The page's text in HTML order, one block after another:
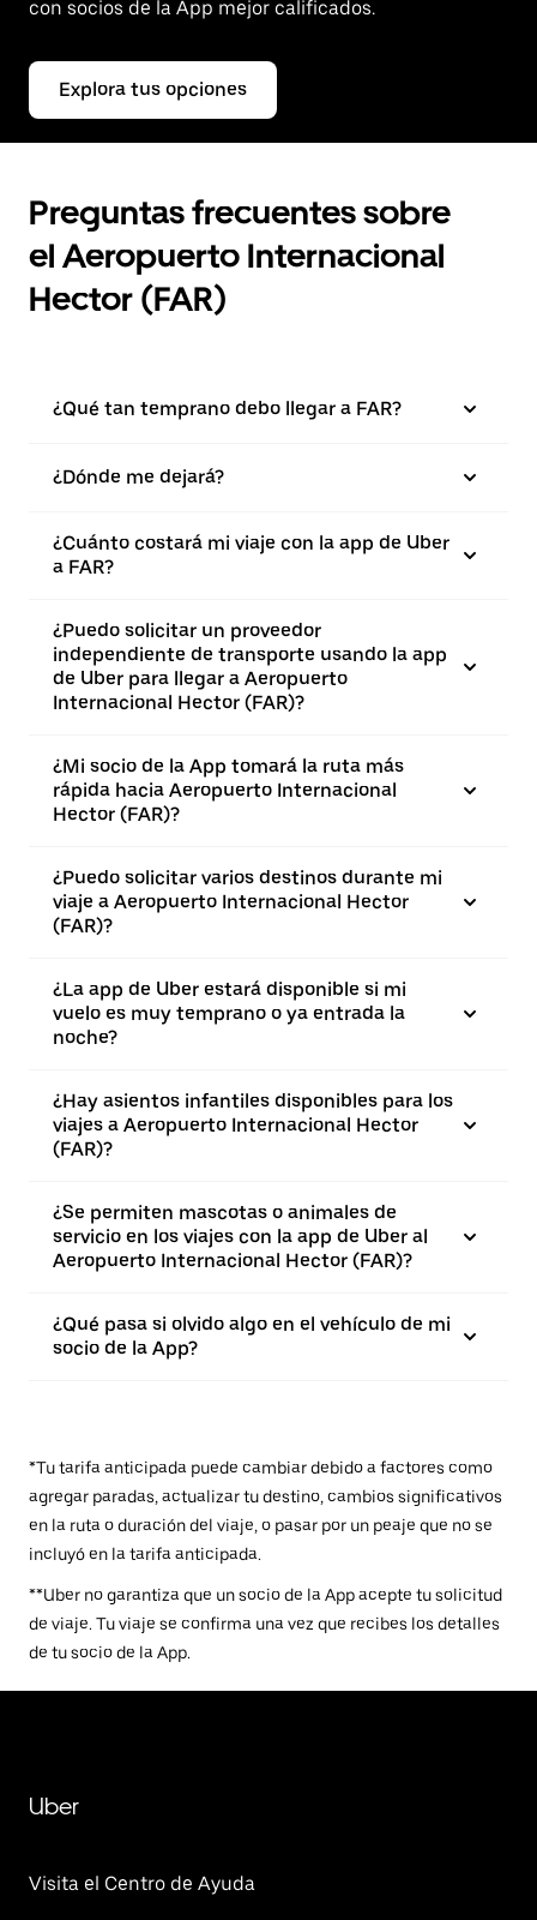
con socios de la App mejor calificados.
Explora tus opciones
Preguntas frecuentes sobre
el Aeropuerto Internacional
Hector (FAR)
¿Qué tan temprano debo llegar a FAR?
¿Dónde me dejará?
¿Cuánto costará mi viaje con la app de Uber
a FAR?
¿Puedo solicitar un proveedor
independiente de transporte usando la app
de Uber para llegar a Aeropuerto
Internacional Hector (FAR)?
¿Mi socio de la App tomará la ruta más
rápida hacia Aeropuerto Internacional
Hector (FAR)?
¿Puedo solicitar varios destinos durante mi
viaje a Aeropuerto Internacional Hector
(FAR)?
¿La app de Uber estará disponible si mi
vuelo es muy temprano o ya entrada la
noche?
¿Hay asientos infantiles disponibles para los
viajes a Aeropuerto Internacional Hector
(FAR)?
¿Se permiten mascotas o animales de
servicio en los viajes con la app de Uber al
Aeropuerto Internacional Hector (FAR)?
¿Qué pasa si olvido algo en el vehículo de mi
socio de la App?
*Tu tarifa anticipada puede cambiar debido a factores como
agregar paradas, actualizar tu destino, cambios significativos
en la ruta o duración del viaje, o pasar por un peaje que no se
incluyó en la tarifa anticipada.
**Uber no garantiza que un socio de la App acepte tu solicitud
de viaje. Tu viaje se confirma una vez que recibes los detalles
de tu socio de la App.
Uber
Visita el Centro de Ayuda